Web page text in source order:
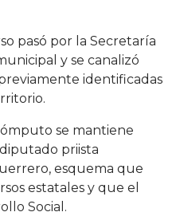
pasó por la Secretaría
y se canalizó
identificadas
se mantiene
priista
esquema que
estatales y que el
Social.